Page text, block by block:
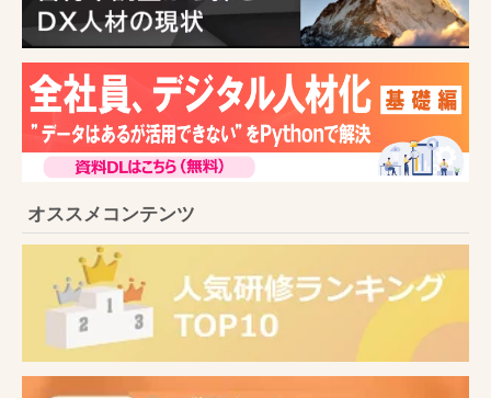
オススメコンテンツ